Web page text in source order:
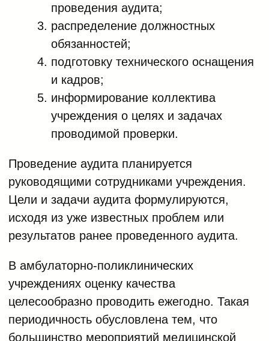
проведения аудита;
распределение должностных
обязанностей;
подготовку технического оснащения
и кадров;
информирование коллектива
учреждения о целях и задачах
проводимой проверки.
Проведение аудита планируется
руководящими сотрудниками учреждения.
Цели и задачи аудита формулируются,
исходя из уже известных проблем или
результатов ранее проведенного аудита.
В амбулаторно-поликлинических
учреждениях оценку качества
целесообразно проводить ежегодно. Такая
периодичность обусловлена тем, что
большинство мероприятий медицинской